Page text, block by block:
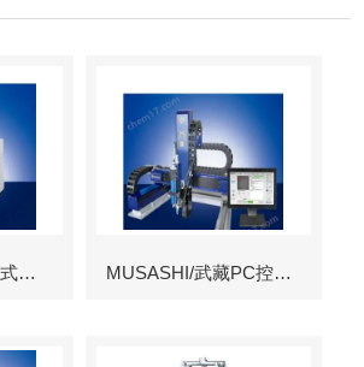
武藏MUSASHI 台式涂布机械臂 MUSASHI/武藏PC控制图像识别机械臂